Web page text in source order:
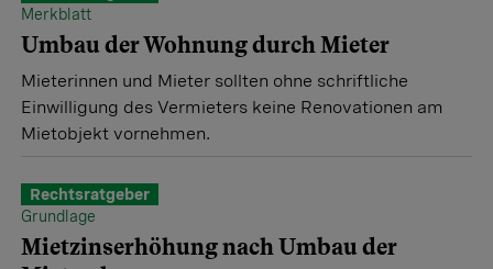
Merkblatt
Umbau der Wohnung durch Mieter
Mieterinnen und Mieter sollten ohne schriftliche
Einwilligung des Vermieters keine Renovationen am
Mietobjekt vornehmen.
Rechtsratgeber
Grundlage
Mietzinserhöhung nach Umbau der